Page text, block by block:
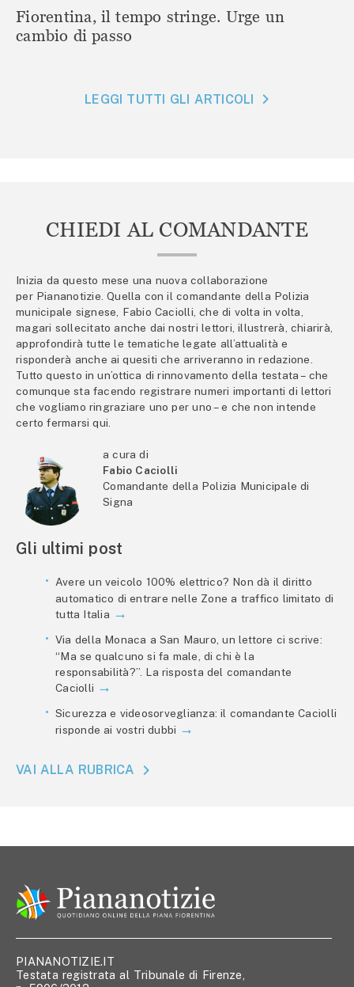
Fiorentina, il tempo stringe. Urge un
cambio di passo
LEGGI TUTTI GLI ARTICOLI
CHIEDI AL COMANDANTE
Inizia da questo mese una nuova collaborazione
per Piananotizie. Quella con il comandante della Polizia
municipale signese, Fabio Caciolli, che di volta in volta,
magari sollecitato anche dai nostri lettori, illustrerà, chiarirà,
approfondirà tutte le tematiche legate all’attualità e
risponderà anche ai quesiti che arriveranno in redazione.
Tutto questo in un’ottica di rinnovamento della testata – che
comunque sta facendo registrare numeri importanti di lettori
che vogliamo ringraziare uno per uno – e che non intende
certo fermarsi qui.
a cura di
Fabio Caciolli
Comandante della Polizia Municipale di
Signa
Gli ultimi post
Avere un veicolo 100% elettrico? Non dà il diritto
automatico di entrare nelle Zone a traffico limitato di
tutta Italia
Via della Monaca a San Mauro, un lettore ci scrive:
“Ma se qualcuno si fa male, di chi è la
responsabilità?”. La risposta del comandante
Caciolli
Sicurezza e videosorveglianza: il comandante Caciolli
risponde ai vostri dubbi
VAI ALLA RUBRICA
PIANANOTIZIE.IT
Testata registrata al Tribunale di Firenze,